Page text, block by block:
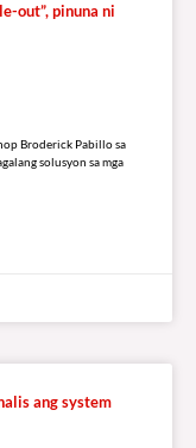
out”, pinuna ni
Broderick Pabillo sa
solusyon sa mga
ang system